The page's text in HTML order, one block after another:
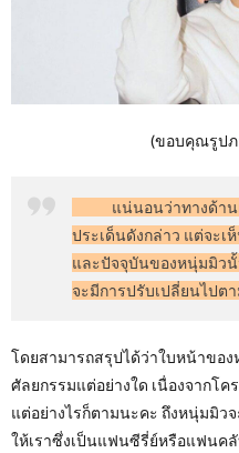
(ขอบคุณรูปภ
แน่นอนว่าทางด้านเ
ประเด็นดังกล่าว แต่จะเ
และปัจจุบันของหนุ่มมิวนั้
จะมีการปรับเปลี่ยนไปต
โดยสามารถสรุปได้ว่าใบหน้าขอ
ศัลยกรรมแต่อย่างใด เนื่องจากโ
แต่อย่างไรก็ตามนะคะ ถึงหนุ่มมิว
ให้เราซึ่งเป็นแฟนซีรี่ย์หรือแฟนค